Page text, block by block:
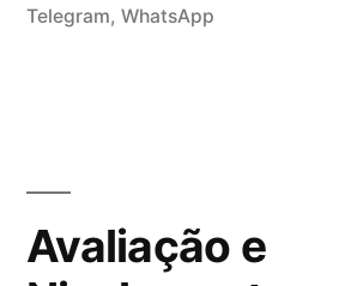
Telegram, WhatsApp
Avaliação e